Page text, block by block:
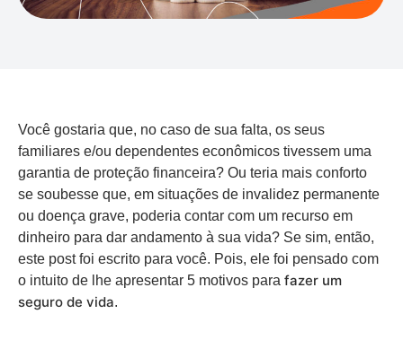
Você gostaria que, no caso de sua falta, os seus
familiares e/ou dependentes econômicos tivessem uma
garantia de proteção financeira? Ou teria mais conforto
se soubesse que, em situações de invalidez permanente
ou doença grave, poderia contar com um recurso em
dinheiro para dar andamento à sua vida? Se sim, então,
este post foi escrito para você. Pois, ele foi pensado com
o intuito de lhe apresentar 5 motivos para fazer um
seguro de vida.